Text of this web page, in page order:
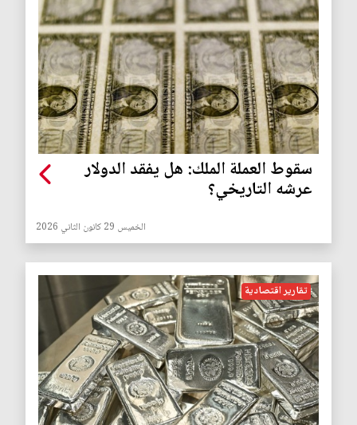
سقوط العملة الملك: هل يفقد الدولار
عرشه التاريخي؟
الخميس 29 كانون الثاني 2026
تقارير اقتصادية